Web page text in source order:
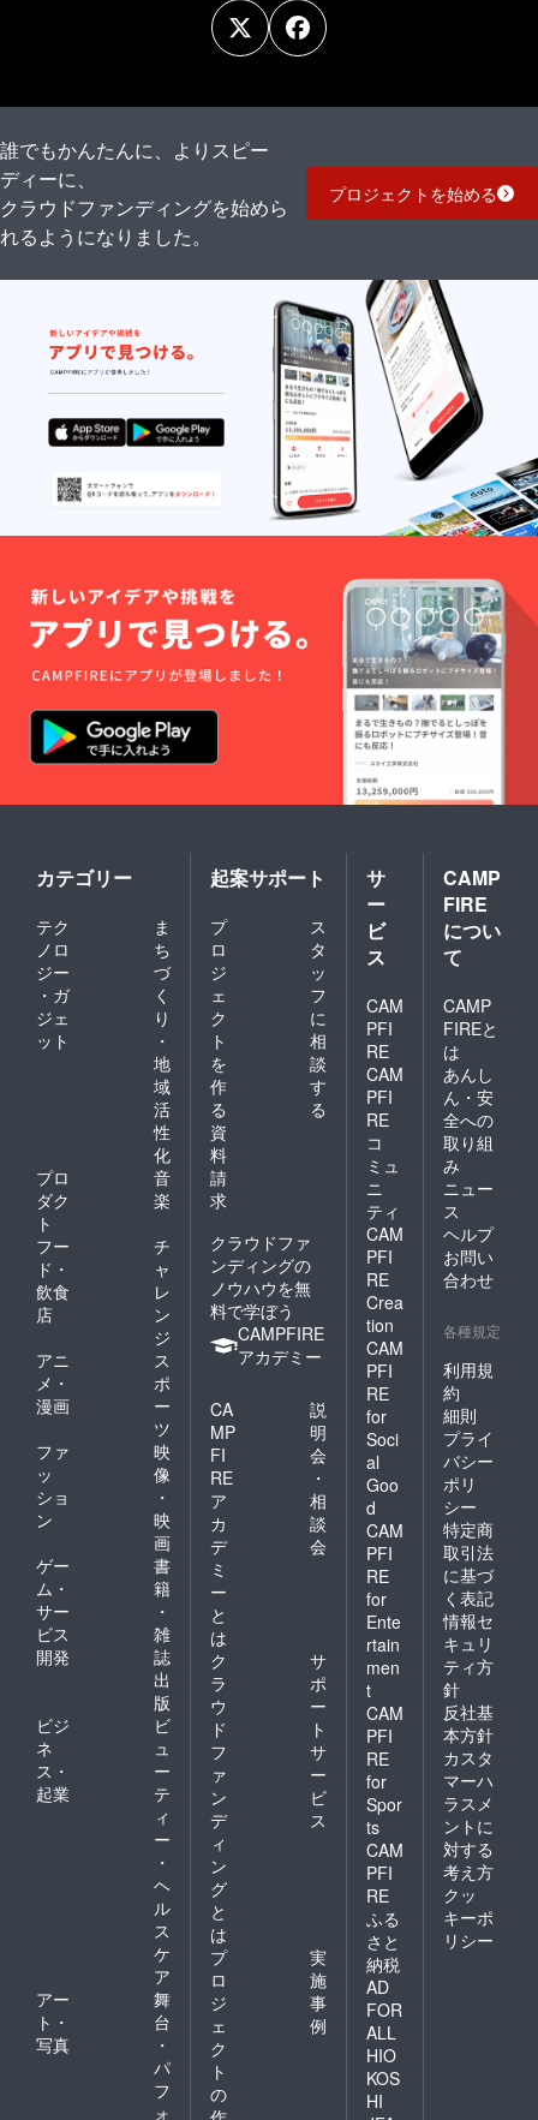
誰でもかんたんに、よりスピー
ディーに、
クラウドファンディングを始めら
れるようになりました。
プロジェクトを始める
カテゴリー
テク
ノロ
ジー
・ガ
ジェ
ット
ま
ち
づ
く
り
・
地
域
活
性
化
プロ
ダク
ト
音
楽
フー
ド・
飲食
店
チ
ャ
レ
ン
ジ
アニ
メ・
漫画
ス
ポ
ー
ツ
ファ
ッ
ショ
ン
映
像
・
映
画
ゲー
ム・
サー
ビス
開発
書
籍
・
雑
誌
出
版
ビジ
ネ
ス・
起業
ビ
ュ
ー
テ
ィ
ー
・
ヘ
ル
ス
ケ
ア
アー
ト・
写真
舞
台
・
パ
フ
ォ
起案サポート
プ
ロ
ジ
ェ
ク
ト
を
作
る
ス
タ
ッ
フ
に
相
談
す
る
資
料
請
求
クラウドファ
ンディングの
ノウハウを無
料で学ぼう
CAMPFIRE
アカデミー
CA
MP
FI
RE
ア
カ
デ
ミ
ー
と
は
説
明
会
・
相
談
会
ク
ラ
ウ
ド
フ
ァ
ン
デ
ィ
ン
グ
と
は
サ
ポ
ー
ト
サ
ー
ビ
ス
プ
ロ
ジ
ェ
ク
ト
の
実
施
事
例
サ
ー
ビ
ス
CAM
PFI
RE
CAM
PFI
RE
コ
ミュ
ニ
ティ
CAM
PFI
RE
Crea
tion
CAM
PFI
RE
for
Soci
al
Goo
d
CAM
PFI
RE
for
Ente
rtain
men
t
CAM
PFI
RE
for
Spor
ts
CAM
PFI
RE
ふる
さと
納税
AD
FOR
ALL
HIO
KOS
HI
CAMP
FIRE
につい
て
CAMP
FIREと
は
あんし
ん・安
全への
取り組
み
ニュー
ス
ヘルプ
お問い
合わせ
各種規定
利用規
約
細則
プライ
バシー
ポリ
シー
特定商
取引法
に基づ
く表記
情報セ
キュリ
ティ方
針
反社基
本方針
カスタ
マーハ
ラスメ
ントに
対する
考え方
クッ
キーポ
リシー